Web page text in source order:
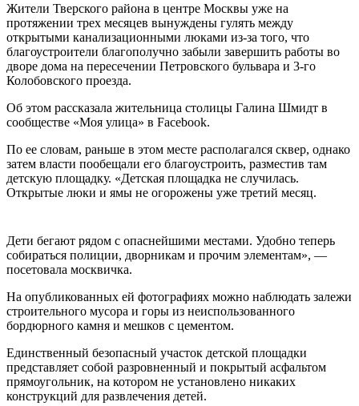
Жители Тверского района в центре Москвы уже на
протяжении трех месяцев вынуждены гулять между
открытыми канализационными люками из-за того, что
благоустроители благополучно забыли завершить работы во
дворе дома на пересечении Петровского бульвара и 3-го
Колобовского проезда.
Об этом рассказала жительница столицы Галина Шмидт в
сообществе «Моя улица» в Facebook.
По ее словам, раньше в этом месте располагался сквер, однако
затем власти пообещали его благоустроить, разместив там
детскую площадку. «Детская площадка не случилась.
Открытые люки и ямы не огорожены уже третий месяц.
Дети бегают рядом с опаснейшими местами. Удобно теперь
собираться полиции, дворникам и прочим элементам», —
посетовала москвичка.
На опубликованных ей фотографиях можно наблюдать залежи
строительного мусора и горы из неиспользованного
бордюрного камня и мешков с цементом.
Единственный безопасный участок детской площадки
представляет собой разровненный и покрытый асфальтом
прямоугольник, на котором не установлено никаких
конструкций для развлечения детей.